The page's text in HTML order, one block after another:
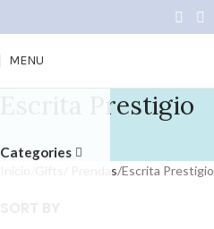
MENU
Escrita Prestigio
Categories
Gifts/ Prendas Escrita Prestigio